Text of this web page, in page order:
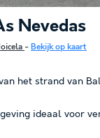
Nevedas
- Bekijk op kaart
het strand van
ideaal voor